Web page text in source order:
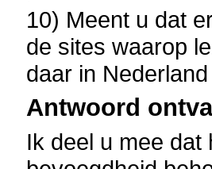
10) Meent u dat
de sites waarop
daar in
Antwoord
Ik deel u mee dat